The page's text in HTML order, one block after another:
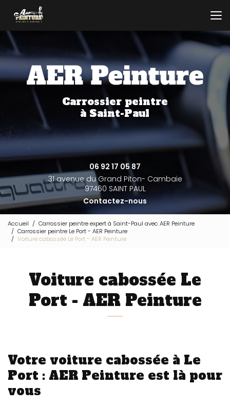
contenu
principal
Carrossier peintre
à Saint-Paul
06 92 17 05 87
31 avenue du Grand Piton- Cambaie
97460 SAINT PAUL
Contactez-nous
Accueil
Carrossier peintre expert à Saint-Paul avec AER Peinture
Carrossier peintre Le Port - AER Peinture
Voiture cabossée Le Port - AER Peinture
Voiture cabossée Le
Port - AER Peinture
Votre voiture cabossée à Le
Port : AER Peinture est là pour
vous